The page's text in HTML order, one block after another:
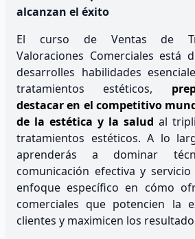
alcanzan el éxito
El curso de Ventas de
Valoraciones Comerciales está
desarrolles habilidades
tratamientos estéticos,
destacar en el competitivo
de la estética y la salud al
tratamientos estéticos. A lo
aprenderás a dominar
comunicación efectiva y
enfoque específico en cómo
comerciales que potencien la
clientes y maximicen los